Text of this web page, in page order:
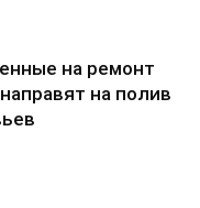
на ремонт
на полив